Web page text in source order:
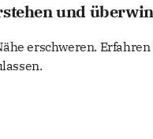
und
erschweren.